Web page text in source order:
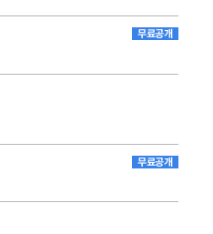
무료공개
무료공개